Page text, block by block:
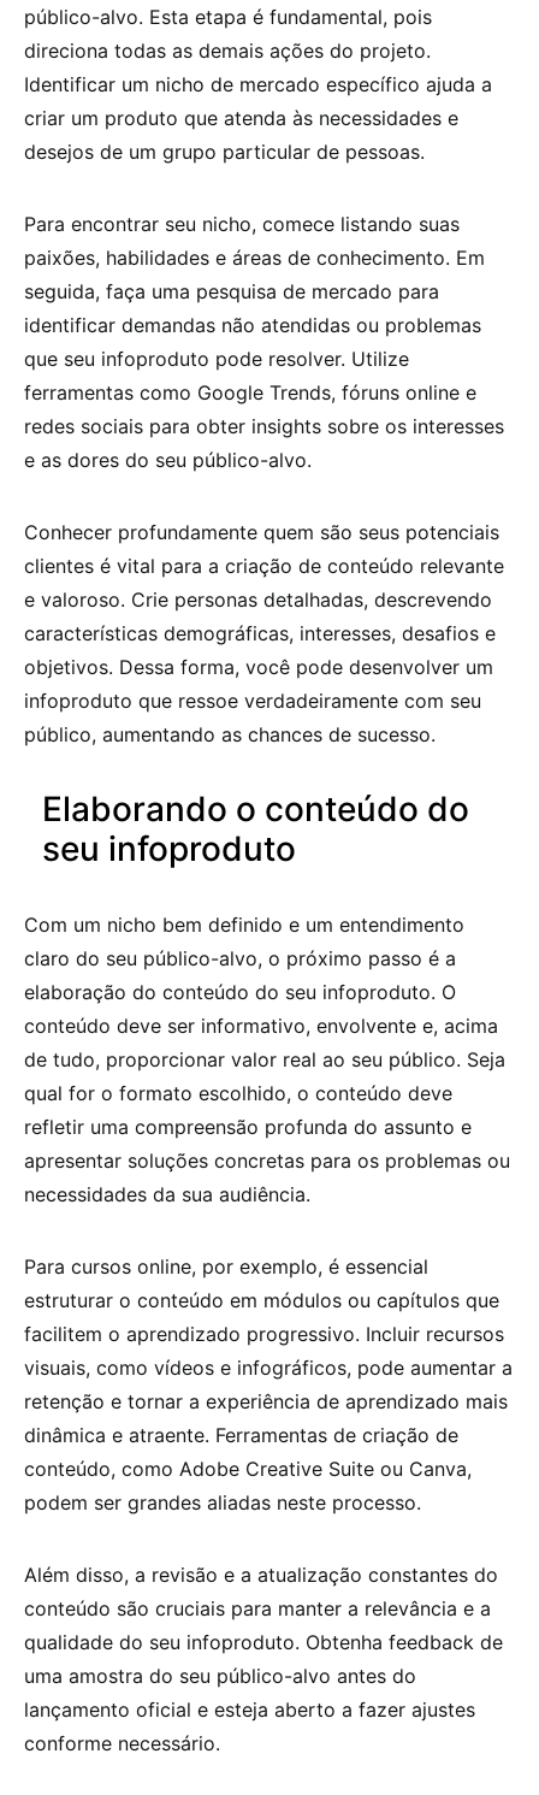
público-alvo. Esta etapa é fundamental, pois
direciona todas as demais ações do projeto.
Identificar um nicho de mercado específico ajuda a
criar um produto que atenda às necessidades e
desejos de um grupo particular de pessoas.
Para encontrar seu nicho, comece listando suas
paixões, habilidades e áreas de conhecimento. Em
seguida, faça uma pesquisa de mercado para
identificar demandas não atendidas ou problemas
que seu infoproduto pode resolver. Utilize
ferramentas como Google Trends, fóruns online e
redes sociais para obter insights sobre os interesses
e as dores do seu público-alvo.
Conhecer profundamente quem são seus potenciais
clientes é vital para a criação de conteúdo relevante
e valoroso. Crie personas detalhadas, descrevendo
características demográficas, interesses, desafios e
objetivos. Dessa forma, você pode desenvolver um
infoproduto que ressoe verdadeiramente com seu
público, aumentando as chances de sucesso.
Elaborando o conteúdo do
seu infoproduto
Com um nicho bem definido e um entendimento
claro do seu público-alvo, o próximo passo é a
elaboração do conteúdo do seu infoproduto. O
conteúdo deve ser informativo, envolvente e, acima
de tudo, proporcionar valor real ao seu público. Seja
qual for o formato escolhido, o conteúdo deve
refletir uma compreensão profunda do assunto e
apresentar soluções concretas para os problemas ou
necessidades da sua audiência.
Para cursos online, por exemplo, é essencial
estruturar o conteúdo em módulos ou capítulos que
facilitem o aprendizado progressivo. Incluir recursos
visuais, como vídeos e infográficos, pode aumentar a
retenção e tornar a experiência de aprendizado mais
dinâmica e atraente. Ferramentas de criação de
conteúdo, como Adobe Creative Suite ou Canva,
podem ser grandes aliadas neste processo.
Além disso, a revisão e a atualização constantes do
conteúdo são cruciais para manter a relevância e a
qualidade do seu infoproduto. Obtenha feedback de
uma amostra do seu público-alvo antes do
lançamento oficial e esteja aberto a fazer ajustes
conforme necessário.